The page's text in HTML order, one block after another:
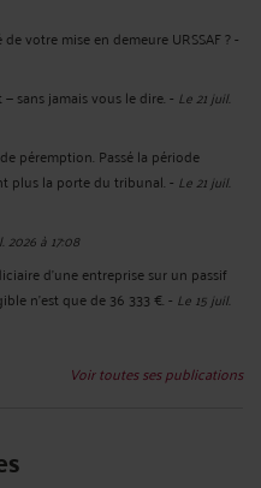
votre mise en demeure URSSAF ?-
— sans jamais vous le dire.- Le 21 juil.
péremption. Passé la période
plus la porte du tribunal.- Le 21 juil.
2026 à 17:08
d'une entreprise sur un passif
n'est que de 36 333 €.- Le 15 juil.
Voir toutes ses publications